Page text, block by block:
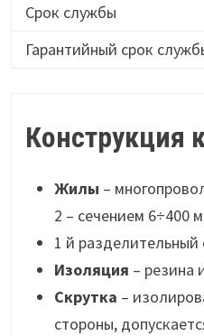
Срок службы
Гарантийный срок
Конструкция
Жилы –
2 – сечением 6÷400
1 й разделительный
Изоляция – резина
Скрутка –
стороны,